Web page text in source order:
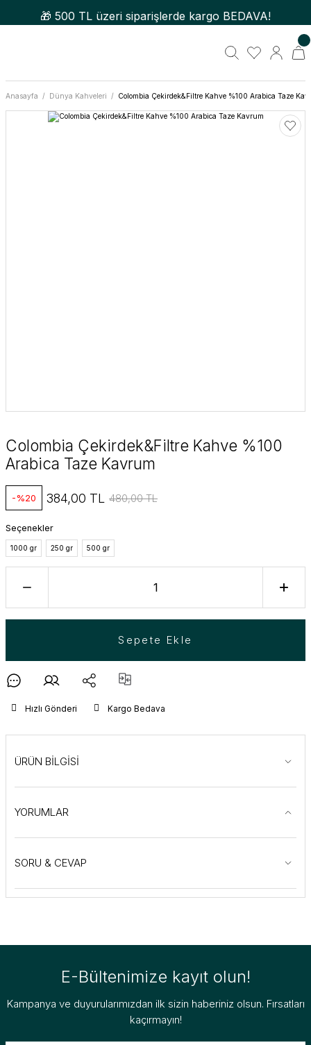
🎁 500 TL üzeri siparişlerde kargo BEDAVA!
Anasayfa Dünya Kahveleri Colombia Çekirdek&Filtre Kahve %100 Arabica Taze
Colombia Çekirdek&Filtre Kahve %100
Arabica Taze Kavrum
-%20 384,00 TL 480,00 TL
Seçenekler
1000 gr 250 gr 500 gr
Sepete Ekle
Hızlı Gönderi Kargo Bedava
ÜRÜN BİLGİSİ
YORUMLAR
SORU & CEVAP
E-Bültenimize kayıt olun!
Kampanya ve duyurularımızdan ilk sizin haberiniz olsun. Fırsatları
kaçırmayın!